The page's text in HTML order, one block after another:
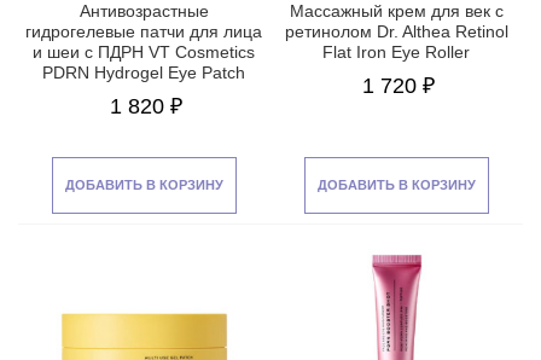
Антивозрастные
гидрогелевые патчи для лица
и шеи с ПДРН VT Cosmetics
PDRN Hydrogel Eye Patch
1 820 ₽
ДОБАВИТЬ В КОРЗИНУ
Массажный крем для век с
ретинолом Dr. Althea Retinol
Flat Iron Eye Roller
1 720 ₽
ДОБАВИТЬ В КОРЗИНУ